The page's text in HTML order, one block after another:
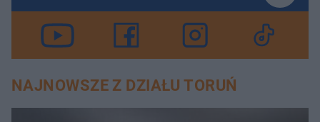
NAJNOWSZE Z DZIAŁU TORUŃ